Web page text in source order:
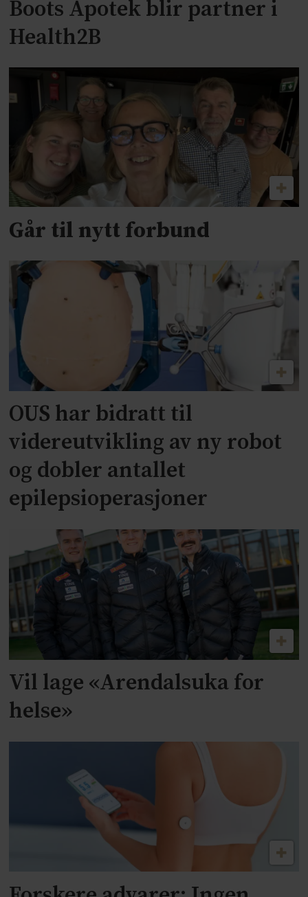
Boots Apotek blir partner i
Health2B
Går til nytt forbund
OUS har bidratt til
videreutvikling av ny robot
og dobler antallet
epilepsioperasjoner
Vil lage «Arendalsuka for
helse»